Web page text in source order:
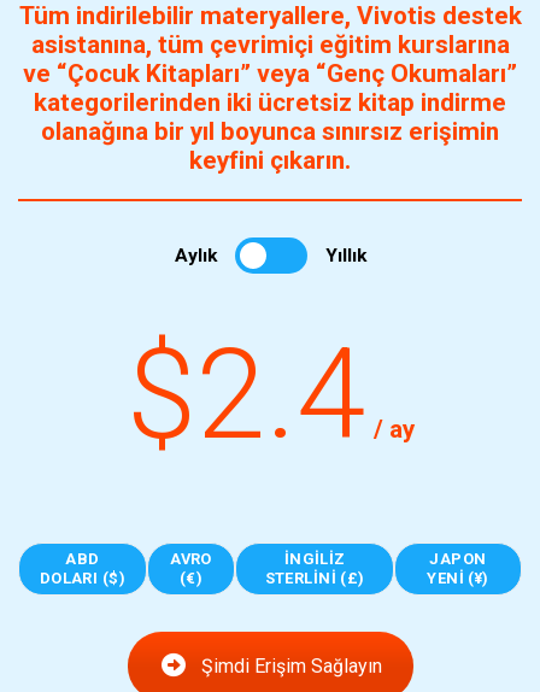
Tüm indirilebilir materyallere, Vivotis destek
asistanına, tüm çevrimiçi eğitim kurslarına
ve “Çocuk Kitapları” veya “Genç Okumaları”
kategorilerinden iki ücretsiz kitap indirme
olanağına bir yıl boyunca sınırsız erişimin
keyfini çıkarın.
Aylık Yıllık
$2.4 / ay
ABD
DOLARI ($)
AVRO
(€)
İNGILIZ
STERLINI (£)
JAPON
YENI (¥)
Şimdi Erişim Sağlayın